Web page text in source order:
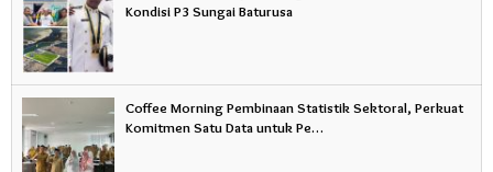
Kondisi P3 Sungai Baturusa
Coffee Morning Pembinaan Statistik Sektoral, Perkuat
Komitmen Satu Data untuk Pe…